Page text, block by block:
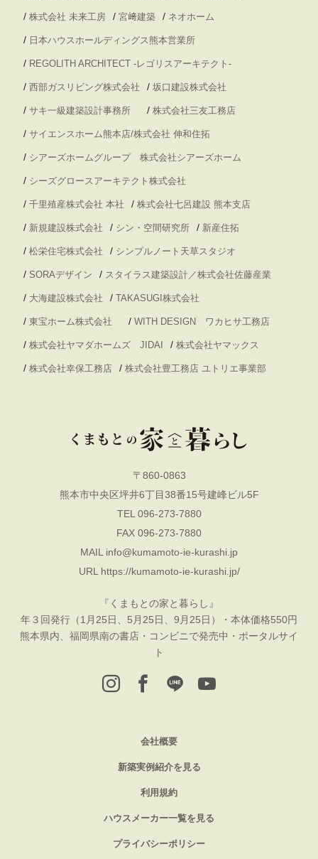
/ 株式会社 未来工房 / 宮﨑建築 / ネオホーム
/ 日本ハウスホールディングス熊本営業所
/ REGOLITH ARCHITECT -レゴリスアーキテクト-
/ 西部ガスリビング株式会社 / 坂口建設株式会社
/ サキ一級建築設計事務所 / 株式会社三友工務店
/ サイエンスホーム熊本店/株式会社 伸和住拓
/ シアーズホームグループ 株式会社シアーズホーム
/ シーズグロースアーキテクト株式会社
/ 千里殖産株式会社 本社 / 株式会社七呂建設 熊本支店
/ 新規建設株式会社 / シン・空間研究所 / 新産住拓
/ 松栄住宅株式会社 / シンプルノート天草スタジオ
/ SORAデザイン / スタイラス建築設計／株式会社佐藤産業
/ 大海建設株式会社 / TAKASUGI株式会社
/ 東宝ホーム株式会社 / WITH DESIGN ワカヒサ工務店
/ 株式会社ヤマダホームズ JIDAI / 株式会社ヤマックス
/ 株式会社幸保工務店 / 株式会社豊工務店 ユトリエ事業部
〒860-0863
熊本市中央区坪井6丁目38番15号建峰ビル5F
TEL 096-273-7880
FAX 096-273-7880
MAIL info@kumamoto-ie-kurashi.jp
URL https://kumamoto-ie-kurashi.jp/
『くまもとの家と暮らし』
年３回発行（1月25日、5月25日、9月25日）・本体価格550円
熊本県内、福岡県南の書店・コンビニで発売中・ポータルサイ
ト
会社概要
新築実例紹介を見る
利用規約
ハウスメーカー一覧を見る
プライバシーポリシー